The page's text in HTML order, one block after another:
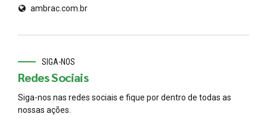
ambrac.com.br
SIGA-NOS
Redes Sociais
Siga-nos nas redes sociais e fique por dentro de todas as
nossas ações.